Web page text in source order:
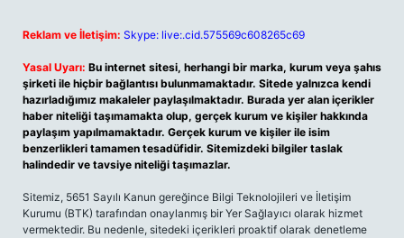
Reklam ve İletişim: Skype: live:.cid.575569c608265c69
Yasal Uyarı: Bu internet sitesi, herhangi bir marka, kurum veya şahıs
şirketi ile hiçbir bağlantısı bulunmamaktadır. Sitede yalnızca kendi
hazırladığımız makaleler paylaşılmaktadır. Burada yer alan içerikler
haber niteliği taşımamakta olup, gerçek kurum ve kişiler hakkında
paylaşım yapılmamaktadır. Gerçek kurum ve kişiler ile isim
benzerlikleri tamamen tesadüfidir. Sitemizdeki bilgiler taslak
halindedir ve tavsiye niteliği taşımazlar.
Sitemiz, 5651 Sayılı Kanun gereğince Bilgi Teknolojileri ve İletişim
Kurumu (BTK) tarafından onaylanmış bir Yer Sağlayıcı olarak hizmet
vermektedir. Bu nedenle, sitedeki içerikleri proaktif olarak denetleme